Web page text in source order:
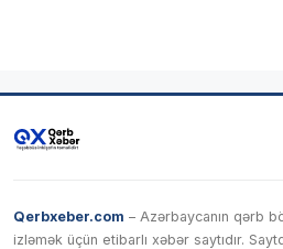
Qerbxeber.com – Azərbaycanın qərb
izləmək üçün etibarlı xəbər saytıdır.